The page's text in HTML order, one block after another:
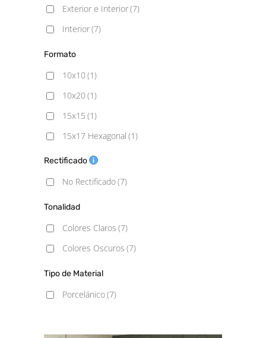
Exterior e Interior(7)
Interior(7)
Formato
10x10 (1)
10x20 (1)
15x15 (1)
15x17 Hexagonal (1)
20X20 (1)
23x27 hexagonal
Rectificado
No Rectificado(7)
Tonalidad
Colores Claros (7)
Colores Oscuros (7)
Tipo de Material
Porcelánico(7)